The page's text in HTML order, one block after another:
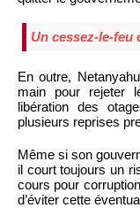
Un cessez-le-feu
En outre,
main pour rejeter
libération des
plusieurs reprises
Même si son
il court toujours un
cours pour
d’éviter cette